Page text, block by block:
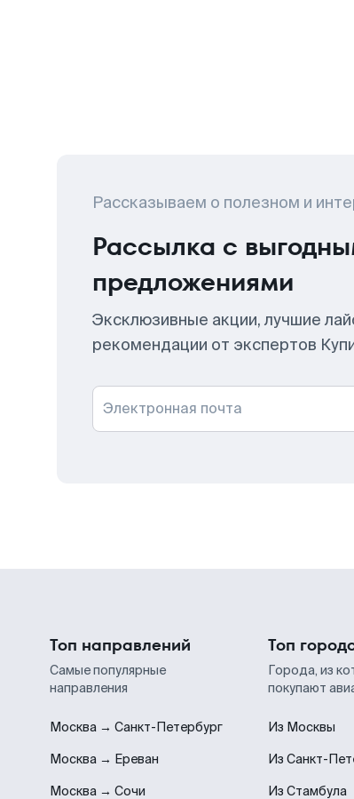
Рассказываем о полезном и
Рассылка с
предложениями
Эксклюзивные акции, лучшие
рекомендации от экспертов
Электронная почта
Топ направлений
Самые популярные
направления
Москва → Санкт-Петербург
Москва → Ереван
Москва → Сочи
Топ
Города, из
покупают
Из Москвы
Из Санкт-
Из Стамбула